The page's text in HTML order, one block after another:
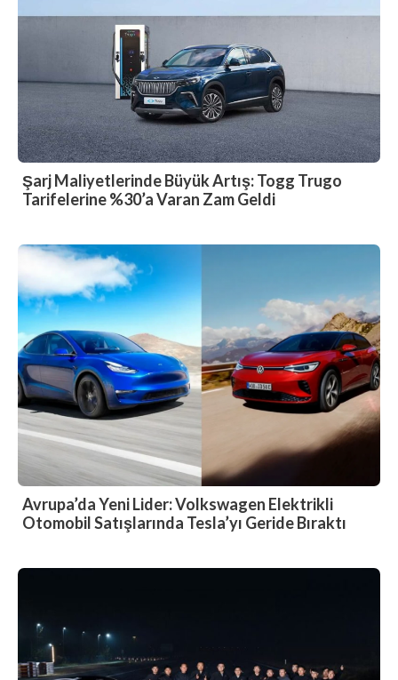
Şarj Maliyetlerinde Büyük Artış: Togg Trugo
Tarifelerine %30’a Varan Zam Geldi
Avrupa’da Yeni Lider: Volkswagen Elektrikli
Otomobil Satışlarında Tesla’yı Geride Bıraktı